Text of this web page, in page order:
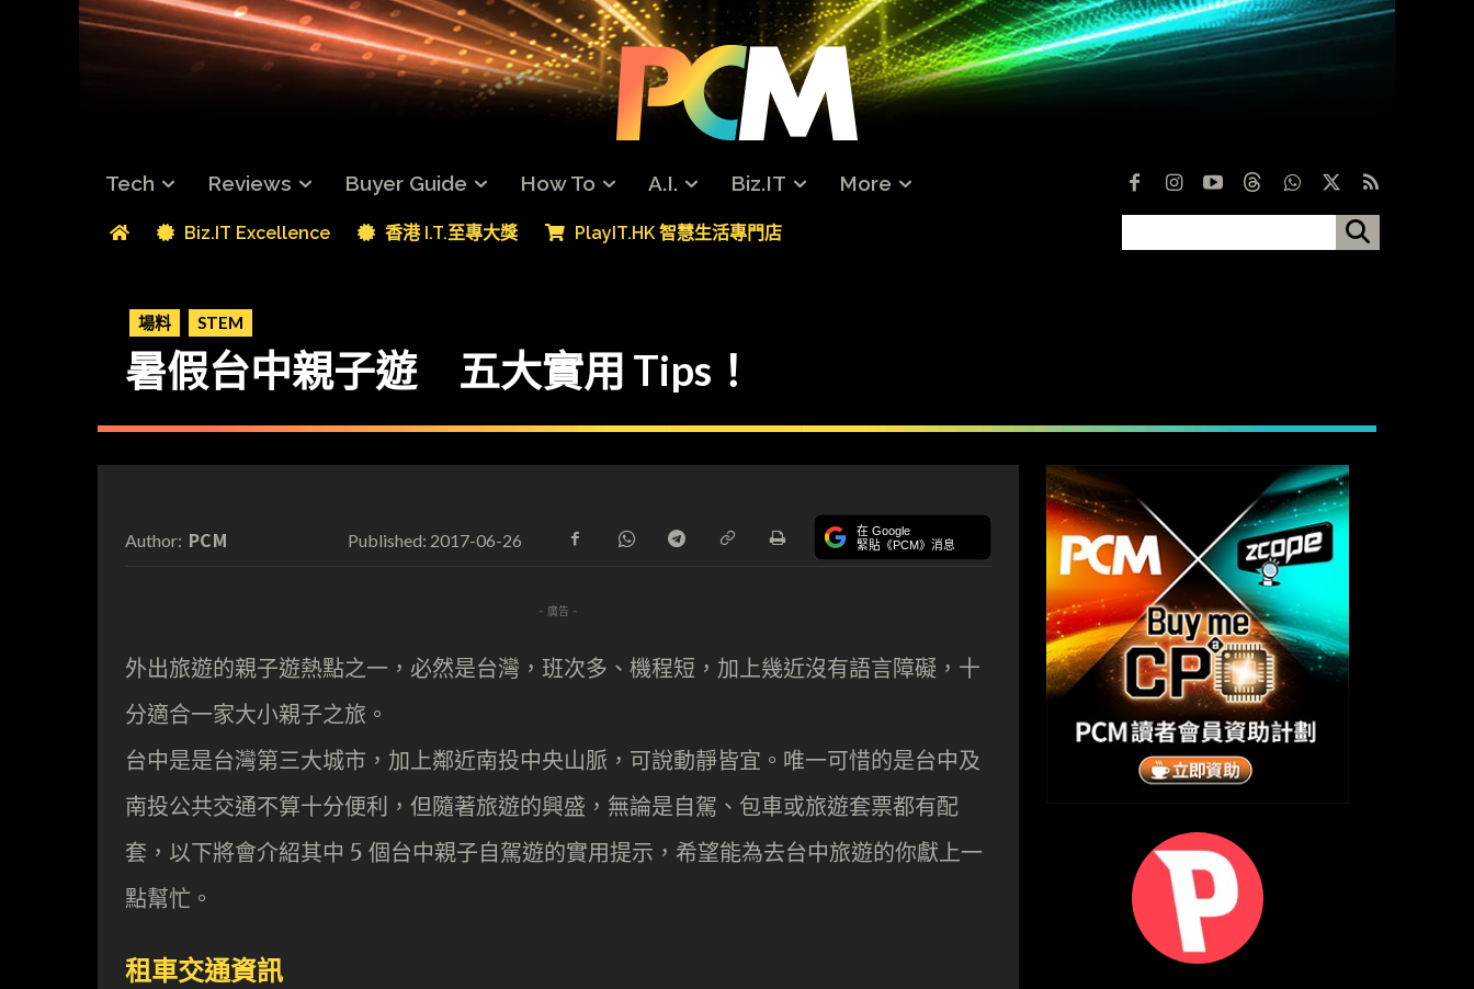
Tech Reviews Buyer Guide How To A.I. Biz.IT More
Biz.IT Excellence 香港 I.T.至專大獎 PlayIT.HK 智慧生活專門店
場料 STEM
暑假台中親子遊 五大實用 Tips！
Author: PCM Published: 2017-06-26 在 Google
緊貼《PCM》消息
- 廣告 -
外出旅遊的親子遊熱點之一，必然是台灣，班次多、機程短，加上幾近沒有語言障礙，十
分適合一家大小親子之旅。
台中是是台灣第三大城市，加上鄰近南投中央山脈，可說動靜皆宜。唯一可惜的是台中及
南投公共交通不算十分便利，但隨著旅遊的興盛，無論是自駕、包車或旅遊套票都有配
套，以下將會介紹其中 5 個台中親子自駕遊的實用提示，希望能為去台中旅遊的你獻上一
點幫忙。
租車交通資訊